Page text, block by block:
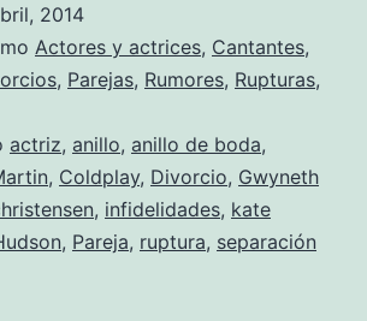
2014
Actores y actrices, Cantantes,
, Parejas, Rumores, Rupturas,
actriz, anillo, anillo de boda,
, Coldplay, Divorcio, Gwyneth
, infidelidades, kate
, Pareja, ruptura, separación